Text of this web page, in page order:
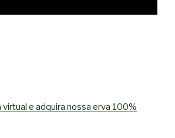
e adquira nossa erva 100%